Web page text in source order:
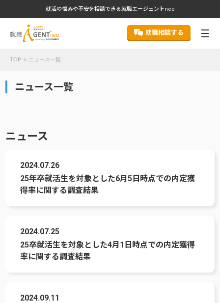
就活の悩みや不安を相談できる就職エージェントneo
就職相談する
TOP ニュース一覧
ニュース一覧
ニュース
2024.07.26
25年卒就活生を対象とした6月5日時点での内定獲
得率に関する調査結果
2024.07.25
25卒就活生を対象とした4月1日時点での内定獲得
率に関する調査結果
2024.09.11